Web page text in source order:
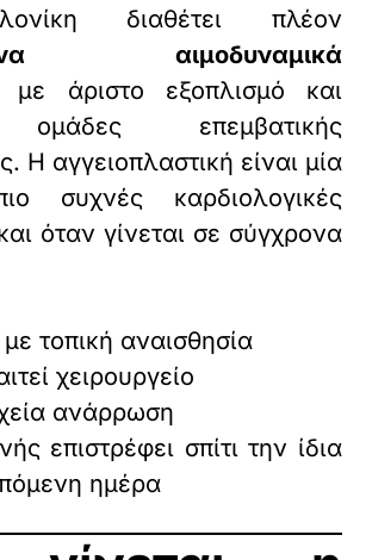
διαθέτει πλέον
αιμοδυναμικά
με άριστο εξοπλισμό και
ομάδες επεμβατικής
Η αγγειοπλαστική είναι μία
συχνές καρδιολογικές
όταν γίνεται σε σύγχρονα
με τοπική αναισθησία
χειρουργείο
ανάρρωση
επιστρέφει σπίτι την ίδια
ημέρα